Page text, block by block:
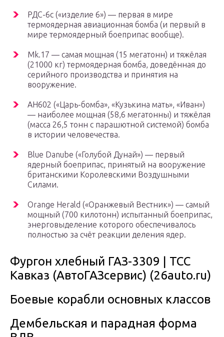
РДС-6с («изделие 6») — первая в мире
термоядерная авиационная бомба (и первый в
мире термоядерный боеприпас вообще).
Mk.17 — самая мощная (15 мегатонн) и тяжёлая
(21000 кг) термоядерная бомба, доведённая до
серийного производства и принятия на
вооружение.
АН602 («Царь-бомба», «Кузькина мать», «Иван»)
— наиболее мощная (58,6 мегатонны) и тяжёлая
(масса 26,5 тонн с парашютной системой) бомба
в истории человечества.
Blue Danube («Голубой Дунай») — первый
ядерный боеприпас, принятый на вооружение
британскими Королевскими Воздушными
Силами.
Orange Herald («Оранжевый Вестник») — самый
мощный (700 килотонн) испытанный боеприпас,
энерговыделение которого обеспечивалось
полностью за счёт реакции деления ядер.
Фургон хлебный ГАЗ-3309 | ТСС
Кавказ (АвтоГАЗсервис) (26auto.ru)
Боевые корабли основных классов
Дембельская и парадная форма